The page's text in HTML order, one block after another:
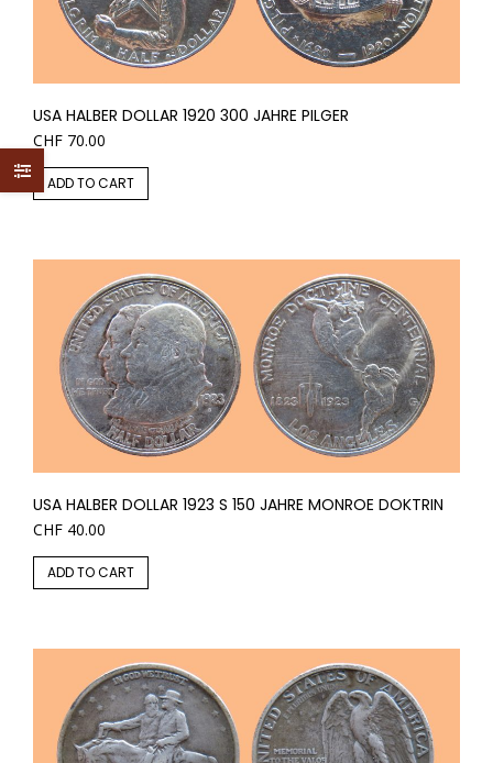
USA HALBER DOLLAR 1920 300 JAHRE PILGER
CHF 70.00
ADD TO CART
USA HALBER DOLLAR 1923 S 150 JAHRE MONROE DOKTRIN
CHF 40.00
ADD TO CART